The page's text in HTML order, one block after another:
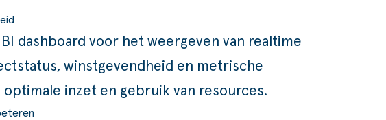
dashboard voor het weergeven van realtime
winstgevendheid en metrische
optimale inzet en gebruik van resources.